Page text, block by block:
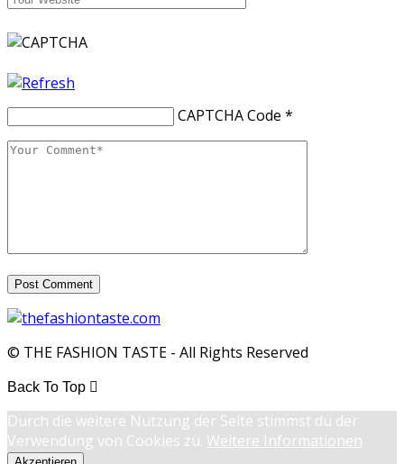
CAPTCHA Code *
© THE FASHION TASTE - All Rights Reserved
Back To Top
Durch die weitere Nutzung der Seite stimmst du der
Verwendung von Cookies zu. Weitere Informationen